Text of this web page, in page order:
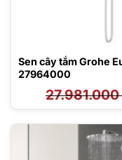
Sen cây tắm Grohe
27964000
27.981.000